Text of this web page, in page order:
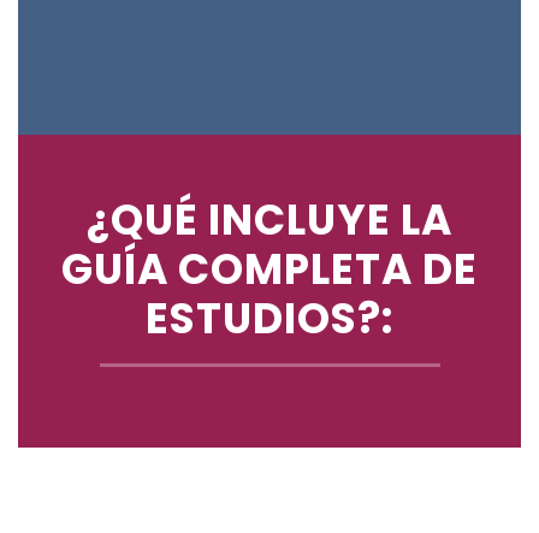
¿QUÉ INCLUYE LA
GUÍA COMPLETA DE
ESTUDIOS?: